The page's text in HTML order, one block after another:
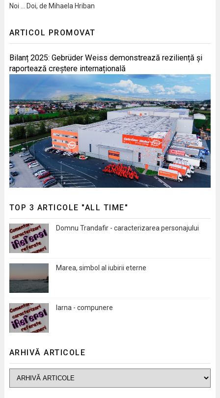
Noi … Doi, de Mihaela Hriban
ARTICOL PROMOVAT
Bilanț 2025: Gebrüder Weiss demonstrează reziliență și
raportează creștere internațională
TOP 3 ARTICOLE "ALL TIME"
Domnu Trandafir - caracterizarea personajului
Marea, simbol al iubirii eterne
Iarna - compunere
ARHIVĂ ARTICOLE